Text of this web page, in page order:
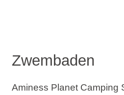
Zwembaden
Aminess Planet Camping